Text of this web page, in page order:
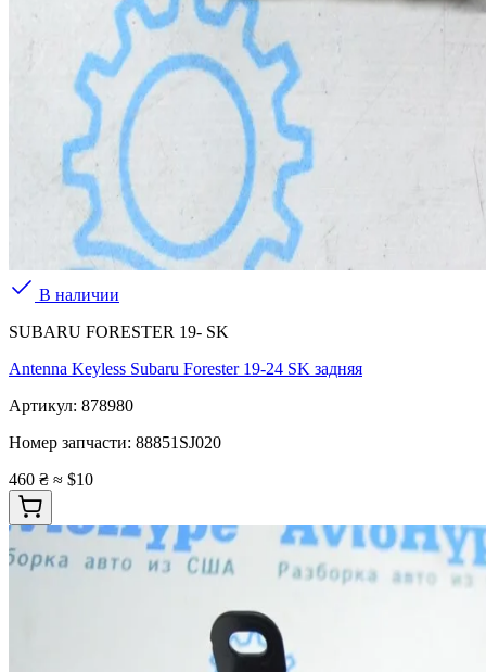
В наличии
SUBARU FORESTER 19- SK
Antenna Keyless Subaru Forester 19-24 SK задняя
Артикул: 878980
Номер запчасти: 88851SJ020
460 ₴ ≈ $10